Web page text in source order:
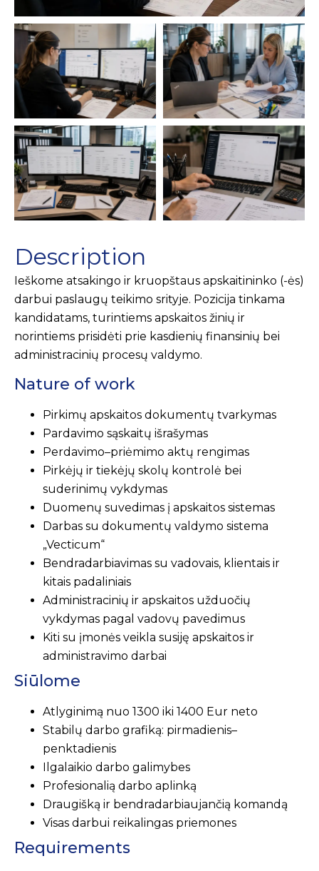
Description
Ieškome atsakingo ir kruopštaus apskaitininko (-ės)
darbui paslaugų teikimo srityje. Pozicija tinkama
kandidatams, turintiems apskaitos žinių ir
norintiems prisidėti prie kasdienių finansinių bei
administracinių procesų valdymo.
Nature of work
Pirkimų apskaitos dokumentų tvarkymas
Pardavimo sąskaitų išrašymas
Perdavimo–priėmimo aktų rengimas
Pirkėjų ir tiekėjų skolų kontrolė bei
suderinimų vykdymas
Duomenų suvedimas į apskaitos sistemas
Darbas su dokumentų valdymo sistema
„Vecticum“
Bendradarbiavimas su vadovais, klientais ir
kitais padaliniais
Administracinių ir apskaitos užduočių
vykdymas pagal vadovų pavedimus
Kiti su įmonės veikla susiję apskaitos ir
administravimo darbai
Siūlome
Atlyginimą nuo 1300 iki 1400 Eur neto
Stabilų darbo grafiką: pirmadienis–
penktadienis
Ilgalaikio darbo galimybes
Profesionalią darbo aplinką
Draugišką ir bendradarbiaujančią komandą
Visas darbui reikalingas priemones
Requirements